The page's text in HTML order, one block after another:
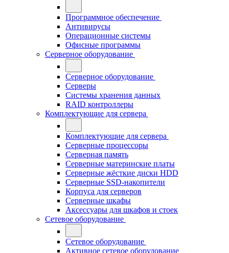
Программное обеспечение
Антивирусы
Операционные системы
Офисные программы
Серверное оборудование
Серверное оборудование
Серверы
Системы хранения данных
RAID контроллеры
Комплектующие для сервера
Комплектующие для сервера
Серверные процессоры
Серверная память
Серверные материнские платы
Серверные жёсткие диски HDD
Серверные SSD-накопители
Корпуса для серверов
Серверные шкафы
Аксессуары для шкафов и стоек
Сетевое оборудование
Сетевое оборудование
Активное сетевое оборудование